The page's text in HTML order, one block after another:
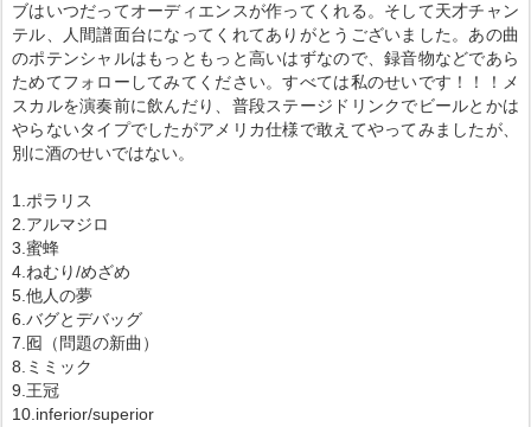
ブはいつだってオーディエンスが作ってくれる。そして天才チャン
テル、人間譜面台になってくれてありがとうございました。あの曲
のポテンシャルはもっともっと高いはずなので、録音物などであら
ためてフォローしてみてください。すべては私のせいです！！！メ
スカルを演奏前に飲んだり、普段ステージドリンクでビールとかは
やらないタイプでしたがアメリカ仕様で敢えてやってみましたが、
別に酒のせいではない。
1.ポラリス
2.アルマジロ
3.蜜蜂
4.ねむり/めざめ
5.他人の夢
6.バグとデバッグ
7.囮（問題の新曲）
8.ミミック
9.王冠
10.inferior/superior